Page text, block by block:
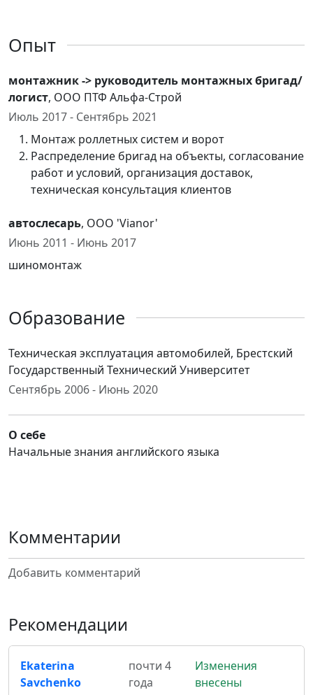
Опыт
монтажник -> руководитель монтажных бригад/
логист, ООО ПТФ Альфа-Строй
Июль 2017 - Сентябрь 2021
Монтаж роллетных систем и ворот
Распределение бригад на объекты, согласование
работ и условий, организация доставок,
техническая консультация клиентов
автослесарь, ООО 'Vianor'
Июнь 2011 - Июнь 2017
шиномонтаж
Образование
Техническая эксплуатация автомобилей, Брестский
Государственный Технический Университет
Сентябрь 2006 - Июнь 2020
О себе
Начальные знания английского языка
Комментарии
Добавить комментарий
Рекомендации
Ekaterina
Savchenko
почти 4
года
Изменения
внесены